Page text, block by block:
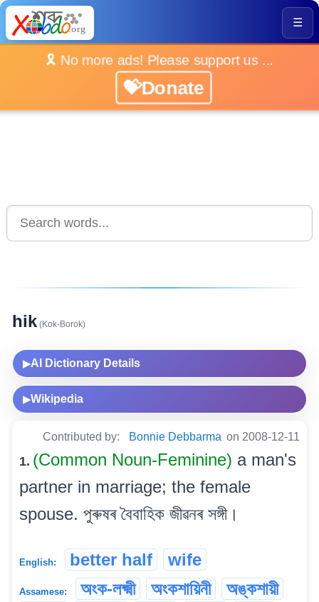
☰
🎗️ No more ads! Please support us ...
💝Donate
hik(Kok-Borok)
▶AI Dictionary Details
▶Wikipedia
Contributed by: Bonnie Debbarma on 2008-12-11
1. (Common Noun-Feminine) a man's
partner in marriage; the female
spouse. পুৰুষৰ বৈবাহিক জীৱনৰ সঙ্গী।
English: better half wife
Assamese: অংক-লক্ষ্মী অংকশায়িনী
অঙ্কশায়ী